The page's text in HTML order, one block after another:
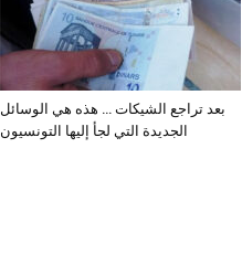
بعد تراجع الشيكات … هذه هي الوسائل
الجديدة التي لجأ إليها التونسيون